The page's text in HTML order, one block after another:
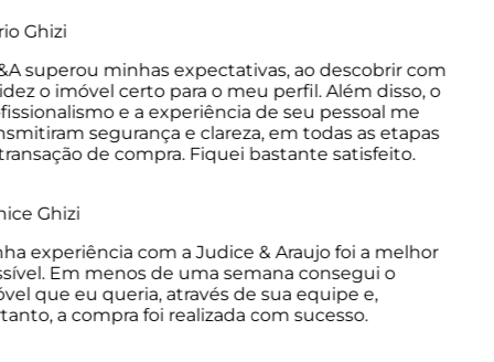
Ghizi
superou minhas expectativas, ao descobrir com
o imóvel certo para o meu perfil. Além disso, o
e a experiência de seu pessoal me
segurança e clareza, em todas as etapas
de compra. Fiquei bastante satisfeito.
Ghizi
experiência com a Judice & Araujo foi a melhor
Em menos de uma semana consegui o
que eu queria, através de sua equipe e,
a compra foi realizada com sucesso.